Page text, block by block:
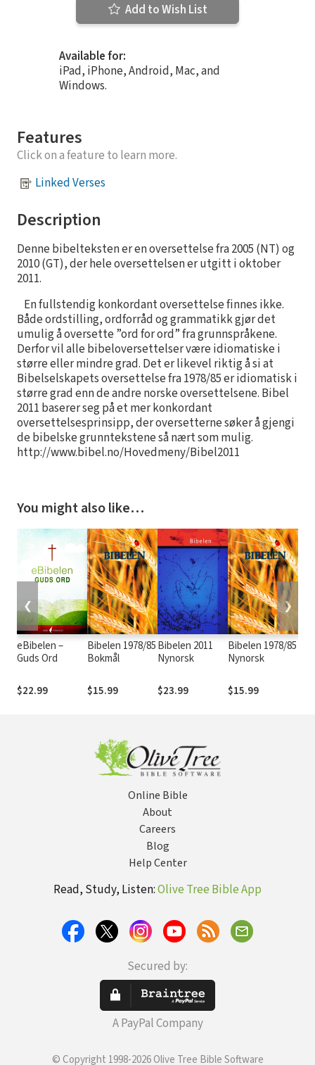
Add to Wish List
Available for:
iPad, iPhone, Android, Mac, and
Windows.
Features
Click on a feature to learn more.
Linked Verses
Description
Denne bibelteksten er en oversettelse fra 2005 (NT) og
2010 (GT), der hele oversettelsen er utgitt i oktober
2011.
En fullstendig konkordant oversettelse finnes ikke.
Både ordstilling, ordforråd og grammatikk gjør det
umulig å oversette ”ord for ord” fra grunnspråkene.
Derfor vil alle bibeloversettelser være idiomatiske i
større eller mindre grad. Det er likevel riktig å si at
Bibelselskapets oversettelse fra 1978/85 er idiomatisk i
større grad enn de andre norske oversettelsene. Bibel
2011 baserer seg på et mer konkordant
oversettelsesprinsipp, der oversetterne søker å gjengi
de bibelske grunntekstene så nært som mulig.
http://www.bibel.no/Hovedmeny/Bibel2011
You might also like…
eBibelen –
Guds Ord
$22.99
Bibelen 1978/85
Bokmål
$15.99
Bibelen 2011
Nynorsk
$23.99
Bibelen 1978/85
Nynorsk
$15.99
❮ ❯
Online Bible
About
Careers
Blog
Help Center
Read, Study, Listen:Olive Tree Bible App
Secured by:
A PayPal Company
© Copyright 1998-2026 Olive Tree Bible Software